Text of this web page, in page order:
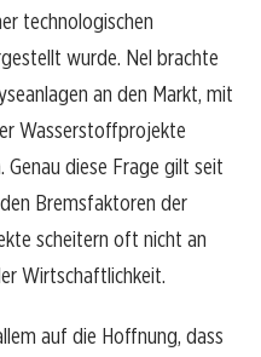
technologischen
wurde. Nel brachte
an den Markt, mit
Wasserstoffprojekte
Genau diese Frage gilt seit
Bremsfaktoren der
scheitern oft nicht an
Wirtschaftlichkeit.
auf die Hoffnung, dass